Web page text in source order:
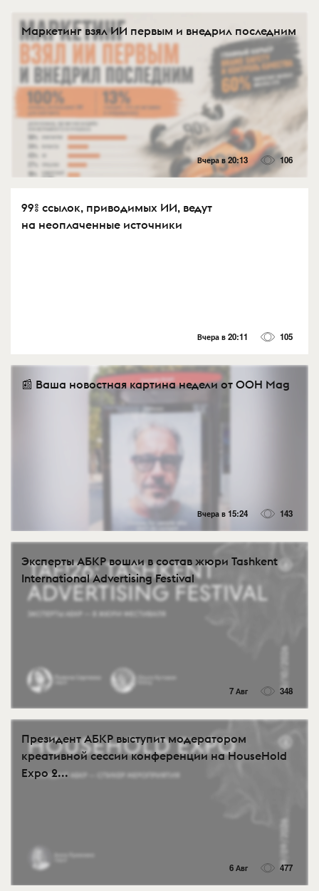
Маркетинг взял ИИ первым и внедрил последним
Вчера в 20:13 106
99% ссылок, приводимых ИИ, ведут
на неоплаченные источники
Вчера в 20:11 105
📰 Ваша новостная картина недели от OOH Mag
Вчера в 15:24 143
Эксперты АБКР вошли в состав жюри Tashkent
International Advertising Festival
7 Авг 348
Президент АБКР выступит модератором
креативной сессии конференции на HouseHold
Expo 2...
6 Авг 477